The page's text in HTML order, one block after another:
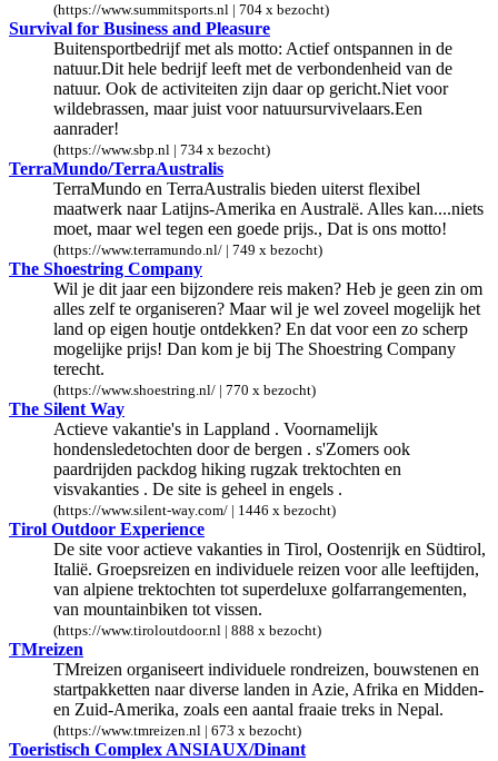
(https://www.summitsports.nl | 704 x bezocht)
Survival for Business and Pleasure
Buitensportbedrijf met als motto: Actief ontspannen in de
natuur.Dit hele bedrijf leeft met de verbondenheid van de
natuur. Ook de activiteiten zijn daar op gericht.Niet voor
wildebrassen, maar juist voor natuursurvivelaars.Een
aanrader!
(https://www.sbp.nl | 734 x bezocht)
TerraMundo/TerraAustralis
TerraMundo en TerraAustralis bieden uiterst flexibel
maatwerk naar Latijns-Amerika en Australë. Alles kan....niets
moet, maar wel tegen een goede prijs., Dat is ons motto!
(https://www.terramundo.nl/ | 749 x bezocht)
The Shoestring Company
Wil je dit jaar een bijzondere reis maken? Heb je geen zin om
alles zelf te organiseren? Maar wil je wel zoveel mogelijk het
land op eigen houtje ontdekken? En dat voor een zo scherp
mogelijke prijs! Dan kom je bij The Shoestring Company
terecht.
(https://www.shoestring.nl/ | 770 x bezocht)
The Silent Way
Actieve vakantie's in Lappland . Voornamelijk
hondensledetochten door de bergen . s'Zomers ook
paardrijden packdog hiking rugzak trektochten en
visvakanties . De site is geheel in engels .
(https://www.silent-way.com/ | 1446 x bezocht)
Tirol Outdoor Experience
De site voor actieve vakanties in Tirol, Oostenrijk en Südtirol,
Italië. Groepsreizen en individuele reizen voor alle leeftijden,
van alpiene trektochten tot superdeluxe golfarrangementen,
van mountainbiken tot vissen.
(https://www.tiroloutdoor.nl | 888 x bezocht)
TMreizen
TMreizen organiseert individuele rondreizen, bouwstenen en
startpakketten naar diverse landen in Azie, Afrika en Midden-
en Zuid-Amerika, zoals een aantal fraaie treks in Nepal.
(https://www.tmreizen.nl | 673 x bezocht)
Toeristisch Complex ANSIAUX/Dinant